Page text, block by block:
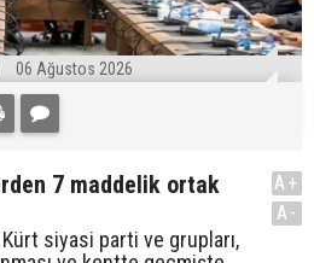
06 Ağustos 2026
7 maddelik ortak
siyasi parti ve grupları,
A+
A-